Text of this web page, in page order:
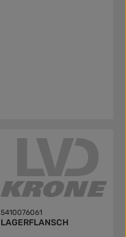
5410076061
LAGERFLANSCH